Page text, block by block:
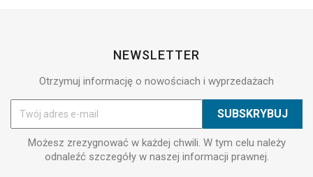
NEWSLETTER
Otrzymuj informację o nowościach i wyprzedażach
Możesz zrezygnować w każdej chwili. W tym celu należy
odnaleźć szczegóły w naszej informacji prawnej.